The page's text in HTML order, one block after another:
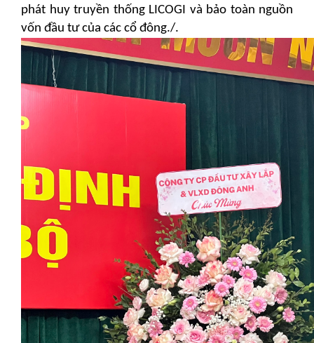
phát huy truyền thống LICOGI và bảo toàn nguồn
vốn đầu tư của các cổ đông./.